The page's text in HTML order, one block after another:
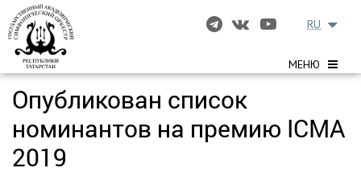
МЕНЮ
RU
Опубликован список
номинантов на премию ICMA
2019